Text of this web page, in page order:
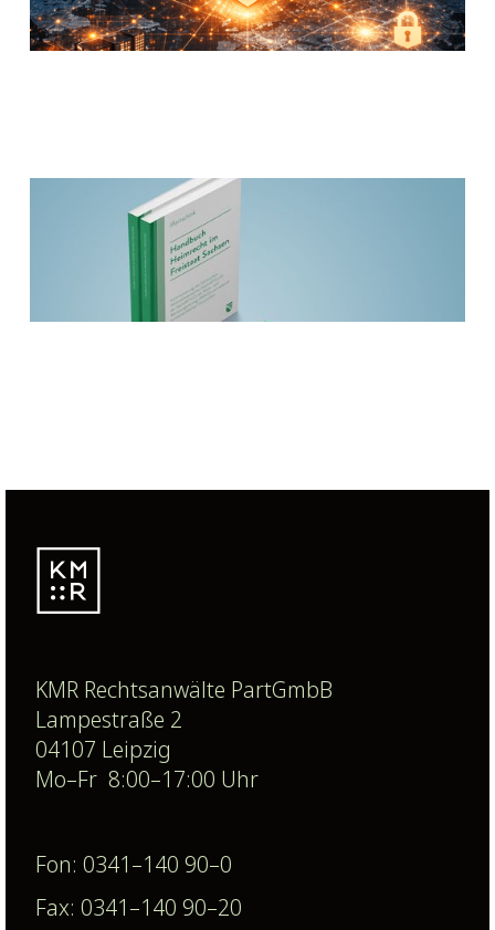
KMR Rechtsanwälte PartGmbB
Lampestraße 2
04107 Leipzig
Mo–Fr 8:00–17:00 Uhr
Fon: 0341–140 90–0
Fax: 0341–140 90–20